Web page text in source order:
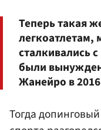
Теперь такая
легкоатлетам,
сталкивались
были
Жанейро в
Тогда